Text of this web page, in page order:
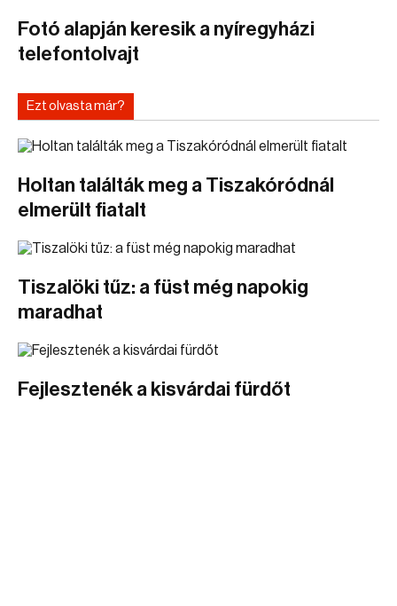
Fotó alapján keresik a nyíregyházi
telefontolvajt
Ezt olvasta már?
Holtan találták meg a Tiszakóródnál
elmerült fiatalt
Tiszalöki tűz: a füst még napokig
maradhat
Fejlesztenék a kisvárdai fürdőt